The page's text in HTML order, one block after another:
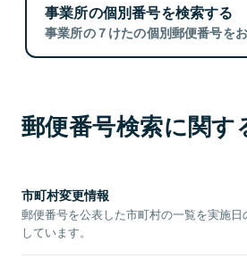
事業所の個別番号を検索する
事業所の７けたの個別郵便番号をお
郵便番号検索に関す
市町村変更情報
郵便番号を公表した市町村の一覧を実施
しています。